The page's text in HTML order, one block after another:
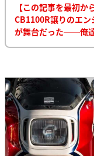
【この記事を最初か
CB1100R譲りのエ
が舞台だった──俺達